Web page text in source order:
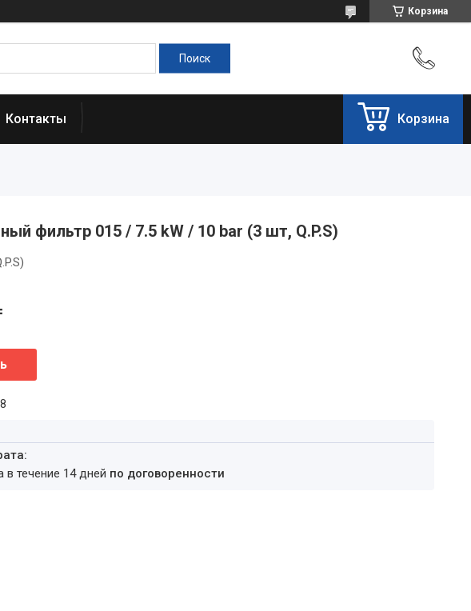
Корзина
Контакты Корзина
фильтр 015 / 7.5 kW / 10 bar (3 шт, Q.P.S)
в течение 14 дней по договоренности